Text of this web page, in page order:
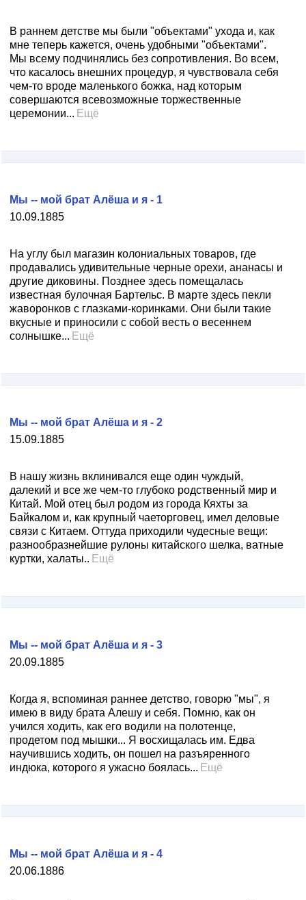
В раннем детстве мы были "объектами" ухода и, как
мне теперь кажется, очень удобными "объектами".
Мы всему подчинялись без сопротивления. Во всем,
что касалось внешних процедур, я чувствовала себя
чем-то вроде маленького божка, над которым
совершаются всевозможные торжественные
церемонии... Ещё
10.09.1885
Мы -- мой брат Алёша и я - 1
На углу был магазин колониальных товаров, где
продавались удивительные черные орехи, ананасы и
другие диковины. Позднее здесь помещалась
известная булочная Бартельс. В марте здесь пекли
жаворонков с глазками-коринками. Они были такие
вкусные и приносили с собой весть о весеннем
солнышке... Ещё
15.09.1885
Мы -- мой брат Алёша и я - 2
В нашу жизнь вклинивался еще один чуждый,
далекий и все же чем-то глубоко родственный мир и
Китай. Мой отец был родом из города Кяхты за
Байкалом и, как крупный чаеторговец, имел деловые
связи с Китаем. Оттуда приходили чудесные вещи:
разнообразнейшие рулоны китайского шелка, ватные
куртки, халаты.. Ещё
20.09.1885
Мы -- мой брат Алёша и я - 3
Когда я, вспоминая раннее детство, говорю "мы", я
имею в виду брата Алешу и себя. Помню, как он
учился ходить, как его водили на полотенце,
продетом под мышки... Я восхищалась им. Едва
научившись ходить, он пошел на разъяренного
индюка, которого я ужасно боялась... Ещё
20.06.1886
Мы -- мой брат Алёша и я - 4